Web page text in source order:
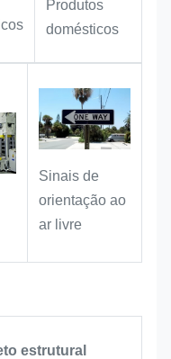
Produtos
domésticos
Sinais de
orientação ao
ar livre
estrutural